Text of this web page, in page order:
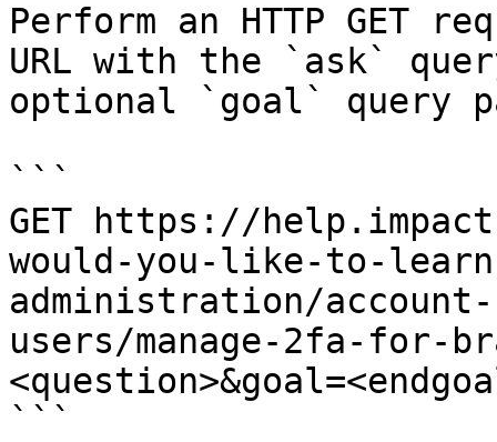
Perform an HTTP GET
URL with the `ask`
optional `goal` query
```
GET https://
would-you-like-to-
administration/
users/manage-2fa-for-
```